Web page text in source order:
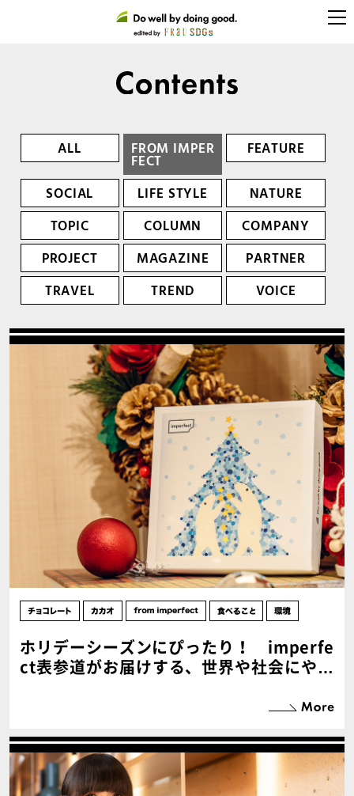
ALL FROM IMPER
FECT
FEATURE
SOCIAL LIFE STYLE
NATURE
TOPIC
COLUMN
COMPANY
PROJECT
MAGAZINE
PARTNER
TRAVEL
TREND VOICE
ホリデーシーズンにぴったり！ imperfe
ct表参道がお届けする、世界や社会にやさ